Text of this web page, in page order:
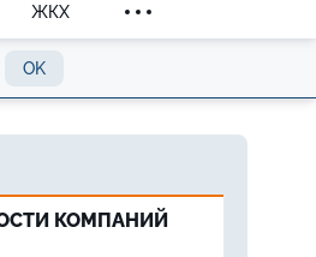
ЖКХ
OK
КОМПАНИЙ